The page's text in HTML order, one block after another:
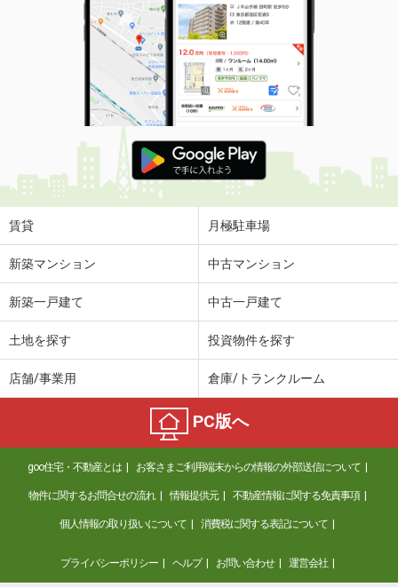
賃貸 月極駐車場
新築マンション 中古マンション
新築一戸建て 中古一戸建て
土地を探す 投資物件を探す
店舗/事業用 倉庫/トランクルーム
PC版へ
goo住宅・不動産とは お客さまご利用端末からの情報の外部送信について
物件に関するお問合せの流れ 情報提供元 不動産情報に関する免責事項
個人情報の取り扱いについて 消費税に関する表記について
プライバシーポリシー ヘルプ お問い合わせ 運営会社